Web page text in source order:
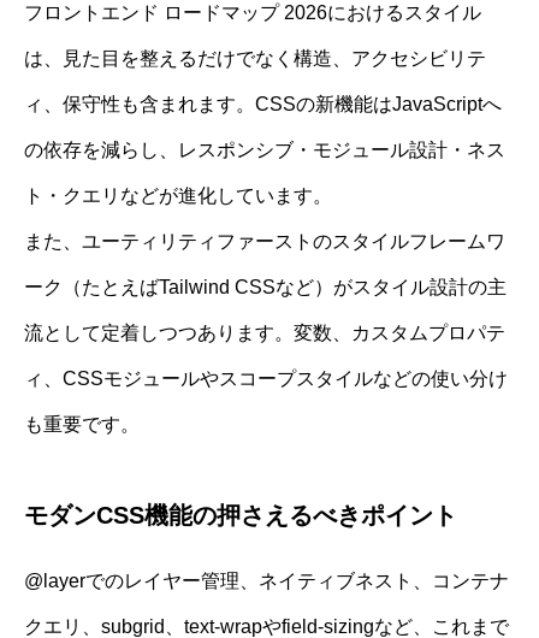
フロントエンド ロードマップ 2026におけるスタイル
は、見た目を整えるだけでなく構造、アクセシビリテ
ィ、保守性も含まれます。CSSの新機能はJavaScriptへ
の依存を減らし、レスポンシブ・モジュール設計・ネス
ト・クエリなどが進化しています。
また、ユーティリティファーストのスタイルフレームワ
ーク（たとえばTailwind CSSなど）がスタイル設計の主
流として定着しつつあります。変数、カスタムプロパテ
ィ、CSSモジュールやスコープスタイルなどの使い分け
も重要です。
モダンCSS機能の押さえるべきポイント
@layerでのレイヤー管理、ネイティブネスト、コンテナ
クエリ、subgrid、text-wrapやfield-sizingなど、これまで